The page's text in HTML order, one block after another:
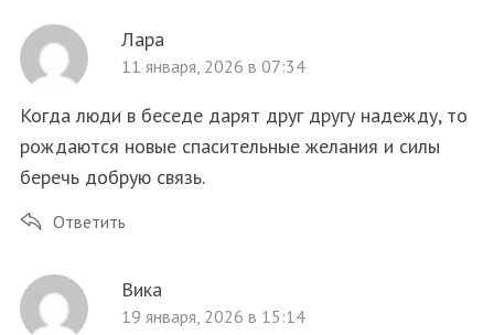
Лара
11 января, 2026 в 07:34
Когда люди в беседе дарят друг другу надежду, то
рождаются новые спасительные желания и силы
беречь добрую связь.
Ответить
Вика
19 января, 2026 в 15:14